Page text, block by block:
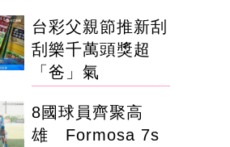
台彩父親節推新刮
刮樂千萬頭獎超
「爸」氣
8國球員齊聚高
雄 Formosa 7s